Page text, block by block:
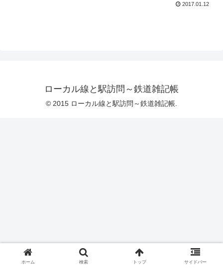
2017.01.12
ローカル線と駅訪問～鉄道雑記帳
© 2015 ローカル線と駅訪問～鉄道雑記帳.
ホーム 検索 トップ サイドバー